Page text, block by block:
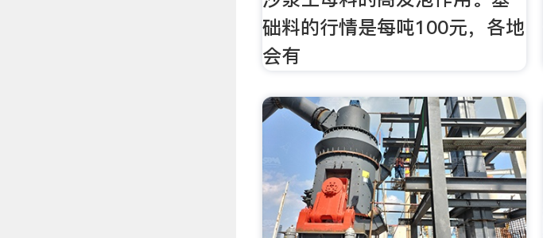
础料的行情是每吨100元，各地
会有